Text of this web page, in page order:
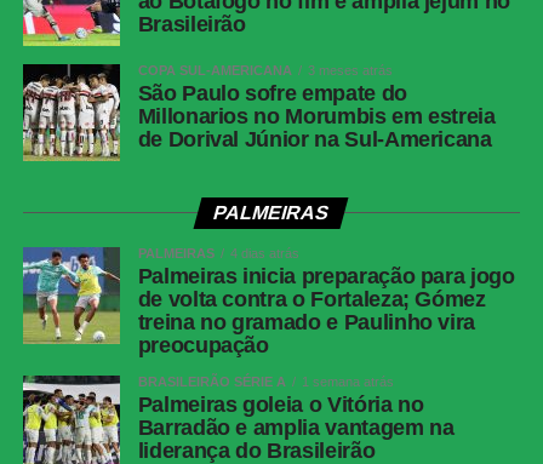
Brasileirão
COPA SUL-AMERICANA 3 meses atrás
São Paulo sofre empate do
Millonarios no Morumbis em estreia
de Dorival Júnior na Sul-Americana
PALMEIRAS
PALMEIRAS 4 dias atrás
Palmeiras inicia preparação para jogo
de volta contra o Fortaleza; Gómez
treina no gramado e Paulinho vira
preocupação
BRASILEIRÃO SÉRIE A 1 semana atrás
Palmeiras goleia o Vitória no
Barradão e amplia vantagem na
liderança do Brasileirão